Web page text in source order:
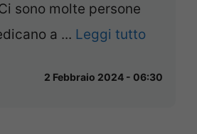
sono molte persone
a ... Leggi tutto
2 Febbraio 2024 - 06:30